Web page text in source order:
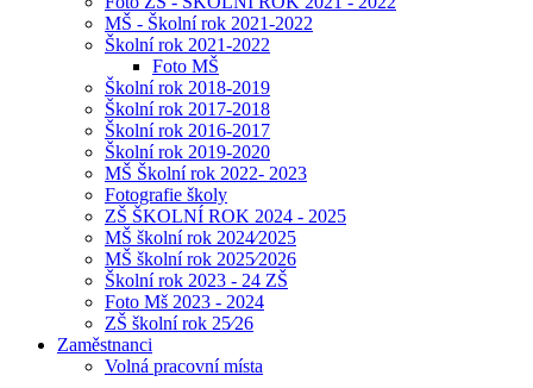
MŠ - Školní rok 2021-2022
Školní rok 2021-2022
Foto MŠ
Školní rok 2018-2019
Školní rok 2017-2018
Školní rok 2016-2017
Školní rok 2019-2020
MŠ Školní rok 2022- 2023
Fotografie školy
ZŠ ŠKOLNÍ ROK 2024 - 2025
MŠ školní rok 2024⁄2025
MŠ školní rok 2025⁄2026
Školní rok 2023 - 24 ZŠ
Foto Mš 2023 - 2024
ZŠ školní rok 25⁄26
Zaměstnanci
Volná pracovní místa